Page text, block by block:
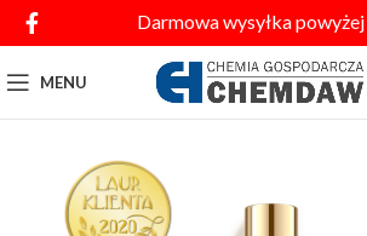
Darmowa wysyłka powyżej
MENU